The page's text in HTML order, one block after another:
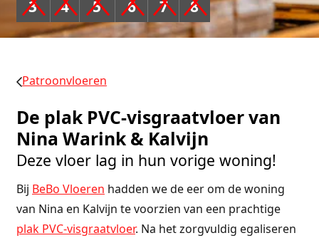
3 4 5 6 7 8
Patroonvloeren
De plak PVC-visgraatvloer van
Nina Warink & Kalvijn
Deze vloer lag in hun vorige woning!
Bij BeBo Vloeren hadden we de eer om de woning
van Nina en Kalvijn te voorzien van een prachtige
plak PVC-visgraatvloer. Na het zorgvuldig egaliseren